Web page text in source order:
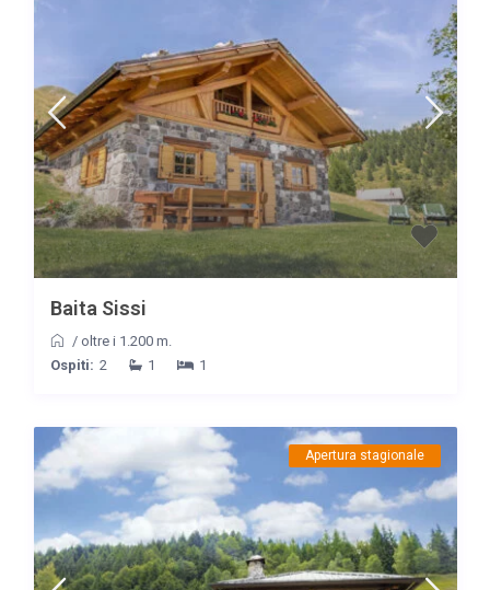
Baita Sissi
/ oltre i 1.200 m.
Ospiti: 2 1 1
Apertura stagionale